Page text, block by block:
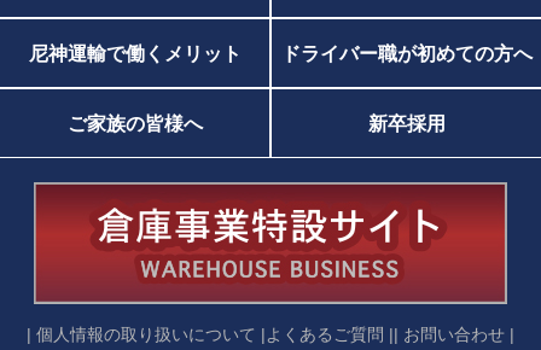
尼神運輸で働くメリット ドライバー職が初めての方へ
ご家族の皆様へ 新卒採用
| 個人情報の取り扱いについて | よくあるご質問 | | お問い合わせ |